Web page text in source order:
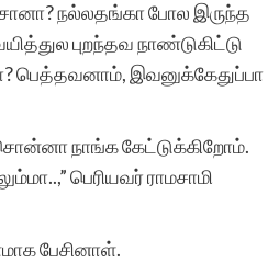
நல்லதங்கா போல இருந்த
புறந்தவ நாண்டுகிட்டு
பெத்தவனாம், இவனுக்கேதுப்பா
நாங்க கேட்டுக்கிறோம்.
பெரியவர் ராமசாமி
பேசினாள்.
மேடை. நான்
பெருமையுடன்